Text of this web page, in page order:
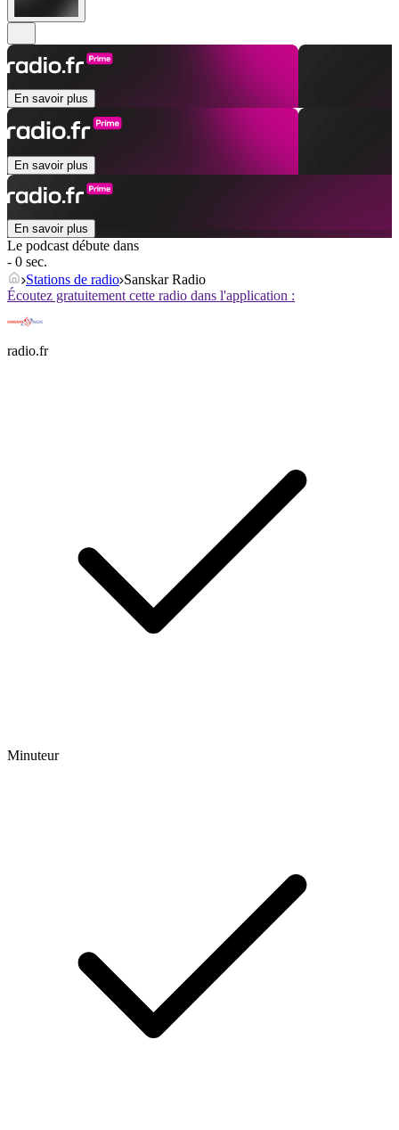
En savoir plus
En savoir plus
En savoir plus
Le podcast débute dans
- 0 sec.
Stations de radio Sanskar Radio
Écoutez gratuitement cette radio dans l'application :
radio.fr
Minuteur